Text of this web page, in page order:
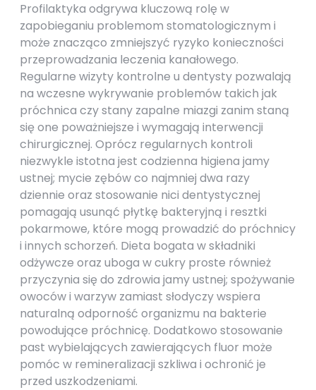
Profilaktyka odgrywa kluczową rolę w
zapobieganiu problemom stomatologicznym i
może znacząco zmniejszyć ryzyko konieczności
przeprowadzania leczenia kanałowego.
Regularne wizyty kontrolne u dentysty pozwalają
na wczesne wykrywanie problemów takich jak
próchnica czy stany zapalne miazgi zanim staną
się one poważniejsze i wymagają interwencji
chirurgicznej. Oprócz regularnych kontroli
niezwykle istotna jest codzienna higiena jamy
ustnej; mycie zębów co najmniej dwa razy
dziennie oraz stosowanie nici dentystycznej
pomagają usunąć płytkę bakteryjną i resztki
pokarmowe, które mogą prowadzić do próchnicy
i innych schorzeń. Dieta bogata w składniki
odżywcze oraz uboga w cukry proste również
przyczynia się do zdrowia jamy ustnej; spożywanie
owoców i warzyw zamiast słodyczy wspiera
naturalną odporność organizmu na bakterie
powodujące próchnicę. Dodatkowo stosowanie
past wybielających zawierających fluor może
pomóc w remineralizacji szkliwa i ochronić je
przed uszkodzeniami.